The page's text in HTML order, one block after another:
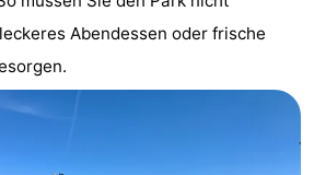
Abendessen oder frische